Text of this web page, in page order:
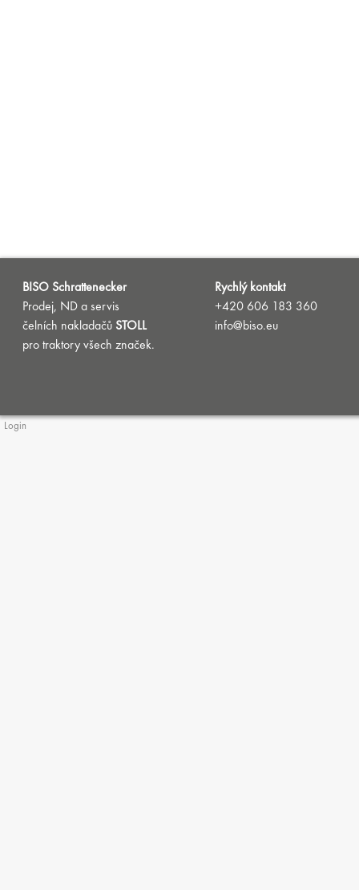
BISO Schrattenecker
Prodej, ND a servis
čelních nakladačů STOLL
pro traktory všech značek.
Rychlý kontakt
+420 606 183 360
info@biso.eu
Login